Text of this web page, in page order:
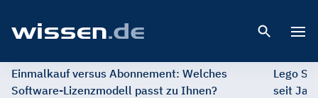
Einmalkauf versus Abonnement: Welches
Software-Lizenzmodell passt zu Ihnen?
Lego
seit